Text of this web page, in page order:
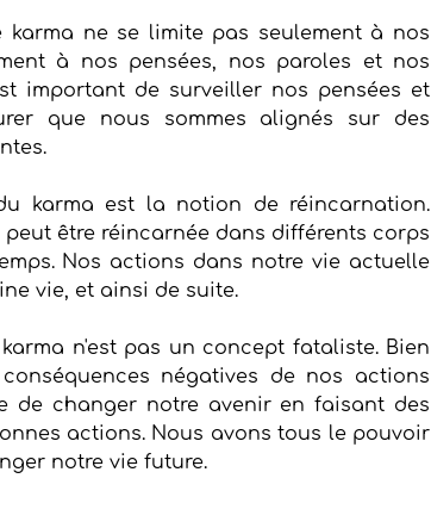
ne se limite pas seulement à nos
à nos pensées, nos paroles et nos
important de surveiller nos pensées et
que nous sommes alignés sur des
karma est la notion de réincarnation.
être réincarnée dans différents corps
Nos actions dans notre vie actuelle
vie, et ainsi de suite.
n'est pas un concept fataliste. Bien
négatives de nos actions
de changer notre avenir en faisant des
actions. Nous avons tous le pouvoir
notre vie future.